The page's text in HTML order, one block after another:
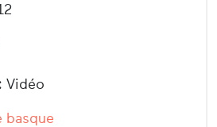
Vidéo
basque